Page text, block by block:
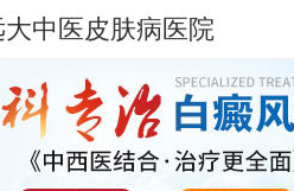
中医皮肤病医院